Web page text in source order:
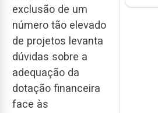
exclusão de um
número tão elevado
de projetos levanta
dúvidas sobre a
adequação da
dotação financeira
face às